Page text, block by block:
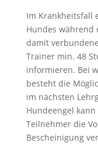
Im Krankheitsfall
Hundes während
damit
Trainer min. 48
informieren. Bei
besteht die
im nächsten
Hundeengel
Teilnehmer die
Bescheinigung